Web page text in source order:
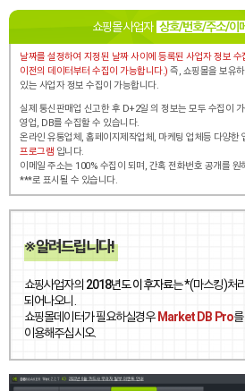
쇼핑몰 사업자 상호/번호/주소/이
날짜를 설정하여 지정된 날짜 사이에 등록된 사업자 정보
이전의 데이터부터 수집이 가능합니다.) 즉, 쇼핑몰을 보유
있는 사업자 정보 수집이 가능합니다.
실제 통신판매업 신고한 후 D+2일 의 정보는 모두 수집이 가
영업, DB를 수집할 수 있습니다.
온라인 유통업체, 홈페이지제작업체, 마케팅 업체등 다양한
프로그램 입니다.
이메일 주소는 100% 수집이 되며, 간혹 전화번호 공개를 원
***로 표시될 수 있습니다.
※ 알려드립니다!
쇼핑사업자의 2018년도 이후자료는 *(마스킹)처
되어나오니.
쇼핑몰데이터가 필요하실경우 Market DB Pro를
이용해주십시오.